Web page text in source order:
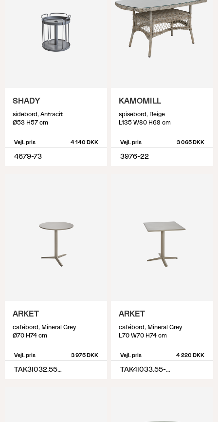
SHADY
sidebord, Antracit
Ø53 H57 cm
Vejl. pris 4 140 DKK
4679-73
KAMOMILL
spisebord, Beige
L135 W80 H68 cm
Vejl. pris 3 065 DKK
3976-22
ARKET
cafébord, Mineral Grey
Ø70 H74 cm
Vejl. pris 3 975 DKK
TAK3I032.55-55-H74
ARKET
cafébord, Mineral Grey
L70 W70 H74 cm
Vejl. pris 4 220 DKK
TAK4I033.55-55-H74